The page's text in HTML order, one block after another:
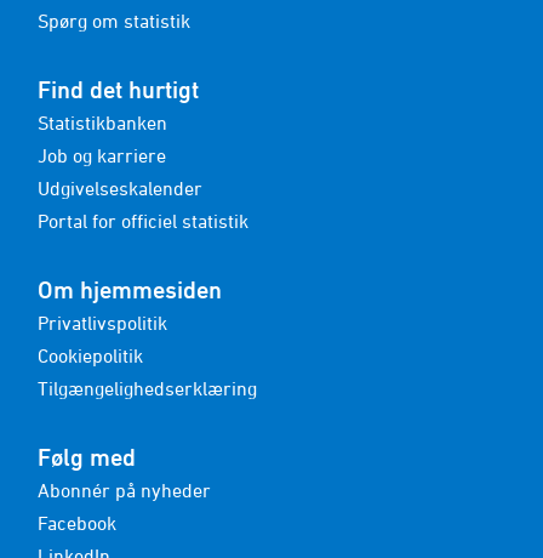
Spørg om statistik
Find det hurtigt
Statistikbanken
Job og karriere
Udgivelseskalender
Portal for officiel statistik
Om hjemmesiden
Privatlivspolitik
Cookiepolitik
Tilgængelighedserklæring
Følg med
Abonnér på nyheder
Facebook